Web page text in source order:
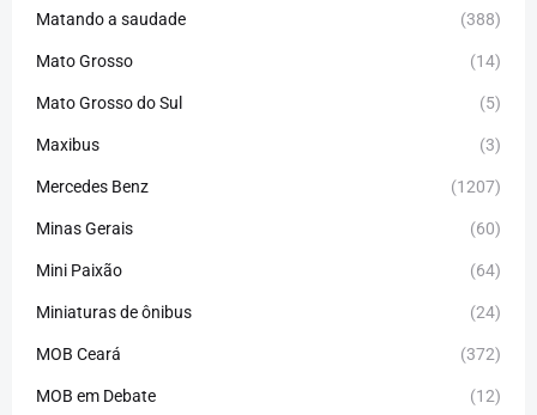
Matando a saudade (388)
Mato Grosso (14)
Mato Grosso do Sul (5)
Maxibus (3)
Mercedes Benz (1207)
Minas Gerais (60)
Mini Paixão (64)
Miniaturas de ônibus (24)
MOB Ceará (372)
MOB em Debate (12)